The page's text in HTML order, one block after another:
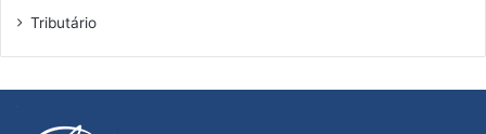
Tributário